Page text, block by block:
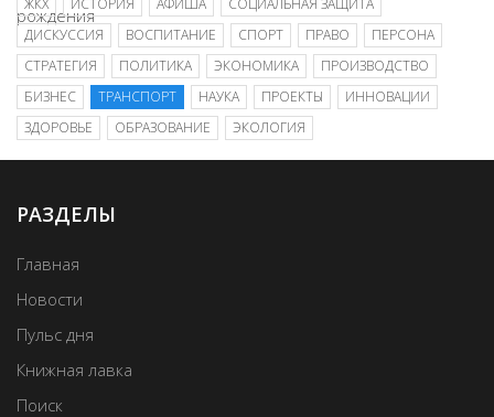
ЖКХ
ИСТОРИЯ АФИША
СОЦИАЛЬНАЯ ЗАЩИТА
ДИСКУССИЯ
ВОСПИТАНИЕ СПОРТ ПРАВО
ПЕРСОНА
СТРАТЕГИЯ
ПОЛИТИКА ЭКОНОМИКА
ПРОИЗВОДСТВО
БИЗНЕС
ТРАНСПОРТ НАУКА ПРОЕКТЫ
ИННОВАЦИИ
ЗДОРОВЬЕ
ОБРАЗОВАНИЕ ЭКОЛОГИЯ
РАЗДЕЛЫ
Главная
Новости
Пульс дня
Книжная лавка
Поиск